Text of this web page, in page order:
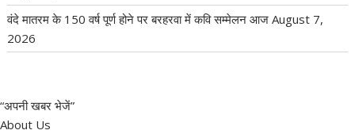
वंदे मातरम के 150 वर्ष पूर्ण होने पर बरहरवा में कवि सम्मेलन आज August 7,
2026
“अपनी खबर भेजें”
About Us